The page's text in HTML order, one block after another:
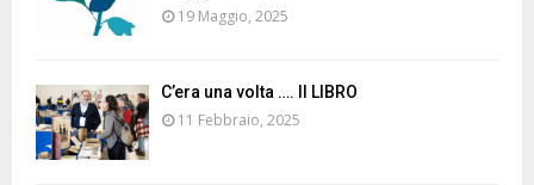
19 Maggio, 2025
C’era una volta …. Il LIBRO
11 Febbraio, 2025